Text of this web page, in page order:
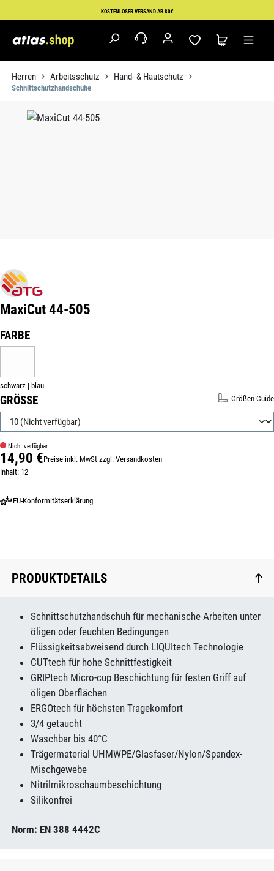
Zum Hauptinhalt springenKOSTENLOSER VERSAND AB 80€
Herren Arbeitsschutz Hand- & Hautschutz
Schnittschutzhandschuhe
Bildergalerie überspringen
MaxiCut 44-505
FARBEAUSWÄHLEN
schwarz | blau
GRÖSSE
AUSWÄHLEN Größen-Guide
Nicht verfügbar
Regulärer Preis:
14,90 €Preise inkl. MwSt zzgl. Versandkosten
Inhalt: 12
EU-Konformitätserklärung
Produktnummer:
PRODUKTDETAILS
Schnittschutzhandschuh für mechanische Arbeiten unter
öligen oder feuchten Bedingungen
Flüssigkeitsabweisend durch LIQUItech Technologie
CUTtech für hohe Schnittfestigkeit
GRIPtech Micro-cup Beschichtung für festen Griff auf
öligen Oberflächen
ERGOtech für höchsten Tragekomfort
3/4 getaucht
Waschbar bis 40°C
Trägermaterial UHMWPE/Glasfaser/Nylon/Spandex-
Mischgewebe
Nitrilmikroschaumbeschichtung
Silikonfrei
Norm: EN 388 4442C